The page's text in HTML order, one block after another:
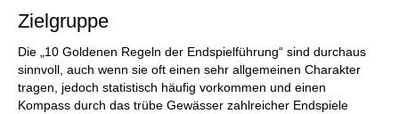
Zielgruppe
Die „10 Goldenen Regeln der Endspielführung“ sind durchaus
sinnvoll, auch wenn sie oft einen sehr allgemeinen Charakter
tragen, jedoch statistisch häufig vorkommen und einen
Kompass durch das trübe Gewässer zahlreicher Endspiele